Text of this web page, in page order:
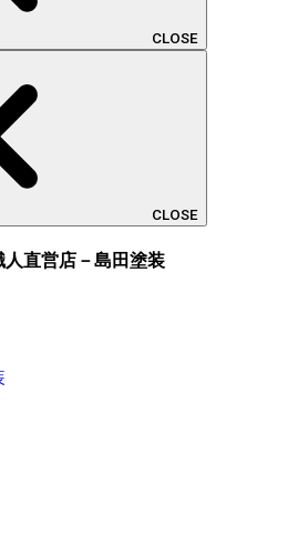
CLOSE
CLOSE
直営店－島田塗装